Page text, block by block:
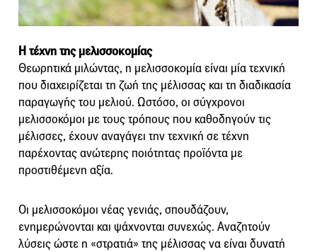
Η τέχνη της μελισσοκομίας
Θεωρητικά μιλώντας, η μελισσοκομία είναι μία τεχνική
που διαχειρίζεται τη ζωή της μέλισσας και τη διαδικασία
παραγωγής του μελιού. Ωστόσο, οι σύγχρονοι
μελισσοκόμοι με τους τρόπους που καθοδηγούν τις
μέλισσες, έχουν αναγάγει την τεχνική σε τέχνη
παρέχοντας ανώτερης ποιότητας προϊόντα με
προστιθέμενη αξία.
Οι μελισσοκόμοι νέας γενιάς, σπουδάζουν,
ενημερώνονται και ψάχνονται συνεχώς. Αναζητούν
λύσεις ώστε η «στρατιά» της μέλισσας να είναι δυνατή